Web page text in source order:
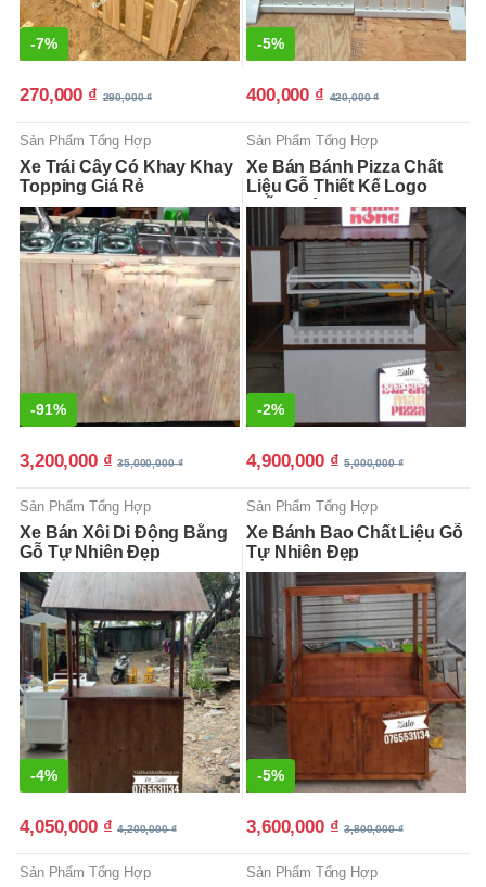
-7%
270,000 ₫ 290,000₫
-5%
400,000 ₫ 420,000₫
Sản Phẩm Tổng Hợp
Xe Trái Cây Có Khay Khay
Topping Giá Rẻ
-91%
3,200,000 ₫ 35,000,000₫
Sản Phẩm Tổng Hợp
Xe Bán Bánh Pizza Chất
Liệu Gỗ Thiết Kế Logo
Miễn Phí
-2%
4,900,000 ₫ 5,000,000₫
Sản Phẩm Tổng Hợp
Xe Bán Xôi Di Động Bằng
Gỗ Tự Nhiên Đẹp
-4%
4,050,000 ₫ 4,200,000₫
Sản Phẩm Tổng Hợp
Xe Bánh Bao Chất Liệu Gỗ
Tự Nhiên Đẹp
-5%
3,600,000 ₫ 3,800,000₫
Sản Phẩm Tổng Hợp Sản Phẩm Tổng Hợp